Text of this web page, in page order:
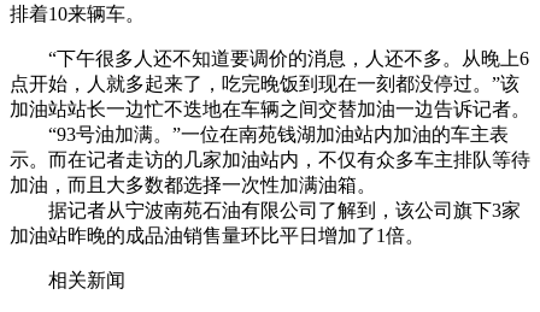
排着10来辆车。
“下午很多人还不知道要调价的消息，人还不多。从晚上6
点开始，人就多起来了，吃完晚饭到现在一刻都没停过。”该
加油站站长一边忙不迭地在车辆之间交替加油一边告诉记者。
“93号油加满。”一位在南苑钱湖加油站内加油的车主表
示。而在记者走访的几家加油站内，不仅有众多车主排队等待
加油，而且大多数都选择一次性加满油箱。
据记者从宁波南苑石油有限公司了解到，该公司旗下3家
加油站昨晚的成品油销售量环比平日增加了1倍。
相关新闻